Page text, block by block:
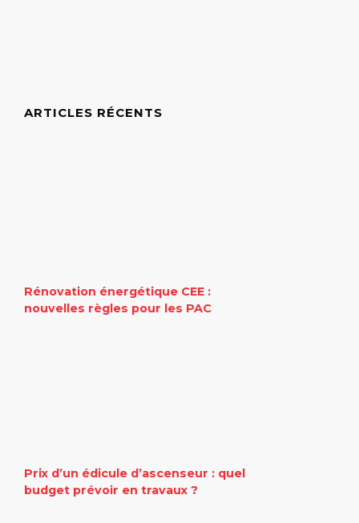
ARTICLES RÉCENTS
Rénovation énergétique CEE :
nouvelles règles pour les PAC
Prix d’un édicule d’ascenseur : quel
budget prévoir en travaux ?